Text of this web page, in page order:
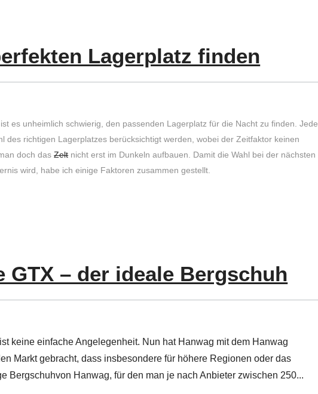
Lagerplatz finden
es unheimlich schwierig, den passenden Lagerplatz für die Nacht zu finden. Jede
des richtigen Lagerplatzes berücksichtigt werden, wobei der Zeitfaktor keinen
doch dasZeltnicht erst im Dunkeln aufbauen. Damit die Wahl bei der nächsten
wird, habe ich einige Faktoren zusammen gestellt.
GTX – der ideale Bergschuh
keine einfache Angelegenheit. Nun hat Hanwag mit dem Hanwag
Markt gebracht, dass insbesondere für höhere Regionen oder das
Bergschuhvon Hanwag, für den man je nach Anbieter zwischen 250